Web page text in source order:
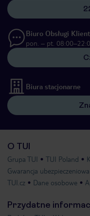
Biuro Obsługi
pon. – pt.
Biura stacjonarne
O TUI
Grupa TUI TUI Poland
Gwarancja ubezpieczeniowa
TUI.cz
Dane osobowe
Przydatne